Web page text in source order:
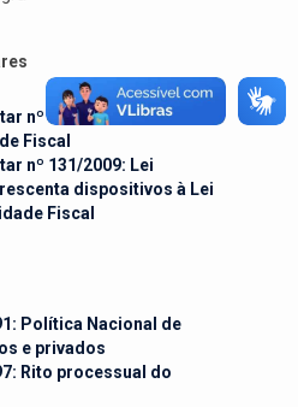
nº 101/2000: Lei de
Fiscal
nº 131/2009: Lei
dispositivos à Lei
Fiscal
Política Nacional de
e privados
Rito processual do